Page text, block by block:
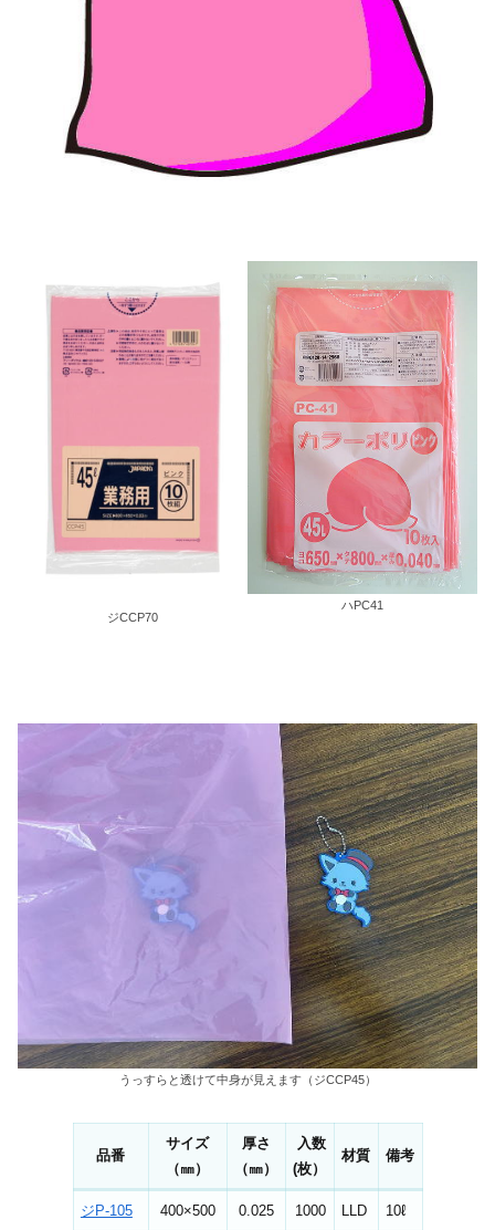
ジCCP70
ハPC41
うっすらと透けて中身が見えます（ジCCP45）
品番
サイズ
（㎜）
厚さ
（㎜）
入数
(枚）
材質 備考
ジP-105 400×500 0.025 1000 LLD 10ℓ